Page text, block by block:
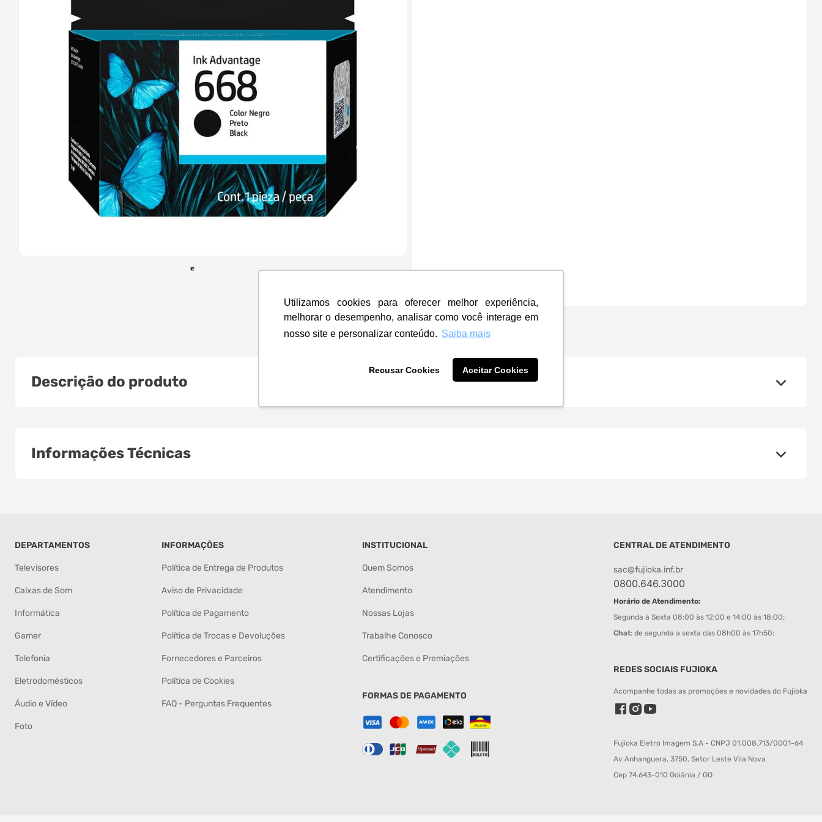
Utilizamos cookies para oferecer melhor experiência,
melhorar o desempenho, analisar como você interage em
nosso site e personalizar conteúdo. Saiba mais
Recusar Cookies Aceitar Cookies
Descrição do produto
Informações Técnicas
DEPARTAMENTOS
Televisores
Caixas de Som
Informática
Gamer
Telefonia
Eletrodomésticos
Áudio e Vídeo
Foto
INFORMAÇÕES
Política de Entrega de Produtos
Aviso de Privacidade
Política de Pagamento
Política de Trocas e Devoluções
Fornecedores e Parceiros
Política de Cookies
FAQ - Perguntas Frequentes
INSTITUCIONAL
Quem Somos
Atendimento
Nossas Lojas
Trabalhe Conosco
Certificações e Premiações
FORMAS DE PAGAMENTO
CENTRAL DE ATENDIMENTO
sac@fujioka.inf.br
0800.646.3000
Horário de Atendimento:
Segunda à Sexta 08:00 às 12:00 e 14:00 às 18:00;
Chat: de segunda a sexta das 08h00 às 17h50;
REDES SOCIAIS FUJIOKA
Acompanhe todas as promoções e novidades do Fujioka
Fujioka Eletro Imagem S.A - CNPJ 01.008.713/0001-64
Av Anhanguera, 3750, Setor Leste Vila Nova
Cep 74.643-010 Goiânia / GO